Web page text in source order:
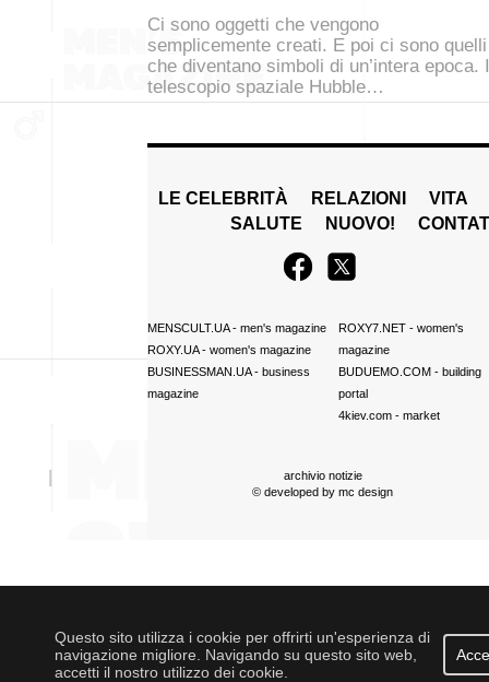
Ci sono oggetti che vengono
semplicemente creati. E poi ci sono quelli
che diventano simboli di un’intera epoca.
telescopio spaziale Hubble…
LE CELEBRITÀ RELAZIONI
VITA
SALUTE
NUOVO!
MENSCULT.UA- men's magazine
ROXY.UA- women's magazine
BUSINESSMAN.UA- business
magazine
ROXY7.NET- women's
magazine
BUDUEMO.COM- building
portal
4kiev.com- market
archivio notizie
© developed by mc design
Questo sito utilizza i cookie per offrirti un'esperienza di
navigazione migliore. Navigando su questo sito web,
accetti il nostro utilizzo dei cookie.